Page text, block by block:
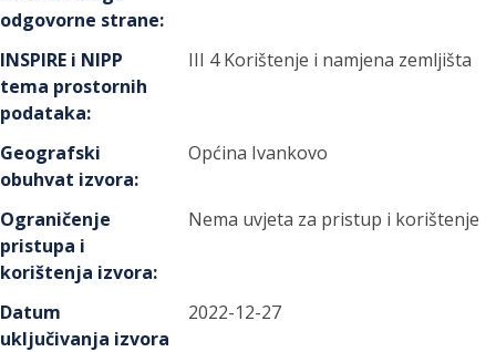
odgovorne strane:
INSPIRE i NIPP
tema prostornih
podataka:
III 4 Korištenje i namjena zemljišta
Geografski
obuhvat izvora:
Općina Ivankovo
Ograničenje
pristupa i
korištenja izvora:
Nema uvjeta za pristup i korištenje
Datum
uključivanja izvora
2022-12-27